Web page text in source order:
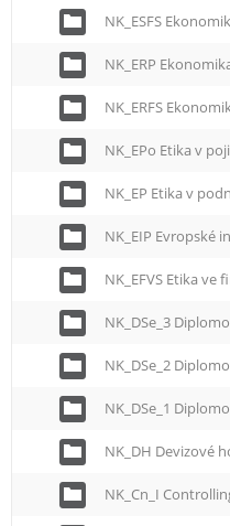
NK_ESFS
NK_ERP
NK_EPo Etika v
NK_EP Etika v
NK_EIP Evropské
NK_EFVS Etika ve
NK_DSe_3
NK_DSe_2
NK_DSe_1
NK_DH Devizové
NK_Cn_I